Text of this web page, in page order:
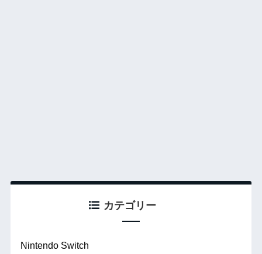
カテゴリー
Nintendo Switch